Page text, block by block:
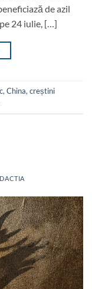
de azil
24 iulie, […]
, China, creștini